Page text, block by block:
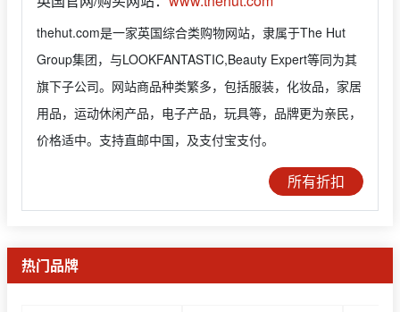
thehut.com是一家英国综合类购物网站，隶属于The Hut
Group集团，与LOOKFANTASTIC,Beauty Expert等同为其
旗下子公司。网站商品种类繁多，包括服装，化妆品，家居
用品，运动休闲产品，电子产品，玩具等，品牌更为亲民，
价格适中。支持直邮中国，及支付宝支付。
所有折扣
热门品牌